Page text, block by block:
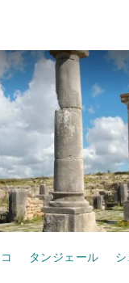
タンジェール